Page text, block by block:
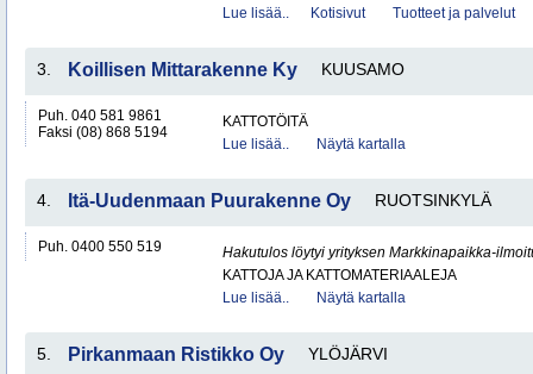
Lue lisää..
Kotisivut Tuotteet ja palvelut
3. Koillisen Mittarakenne Ky KUUSAMO
Puh. 040 581 9861
Faksi (08) 868 5194
KATTOTÖITÄ
Lue lisää..
Näytä kartalla
4. Itä-Uudenmaan Puurakenne Oy RUOTSINKYLÄ
Puh. 0400 550 519
Hakutulos löytyi yrityksen Markkinapaikka-
KATTOJA JA KATTOMATERIAALEJA
Lue lisää..
Näytä kartalla
5. Pirkanmaan Ristikko Oy YLÖJÄRVI